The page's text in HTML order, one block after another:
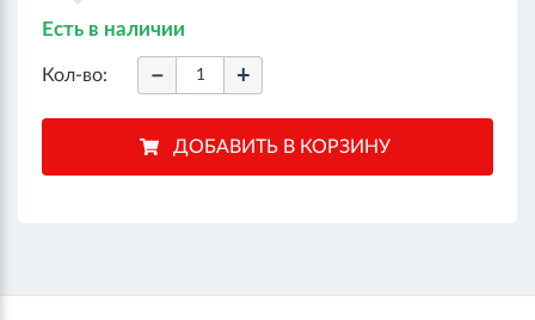
Есть в наличии
Кол-во: − +